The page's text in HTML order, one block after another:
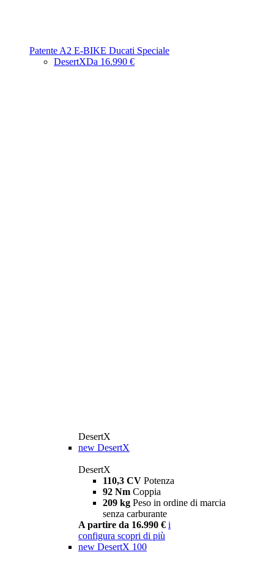
Patente A2 E-BIKE Ducati Speciale
DesertXDa 16.990 €
DesertX
new DesertX
DesertX
110,3 CV Potenza
92 Nm Coppia
209 kg Peso in ordine di marcia
senza carburante
A partire da 16.990 € i
configura scopri di più
new DesertX 100